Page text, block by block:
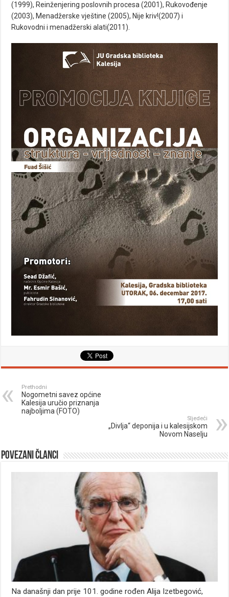
(1999), Reinženjering poslovnih procesa (2001), Rukovođenje
(2003), Menadžerske vještine (2005), Nije kriv!(2007) i
Rukovodni i menadžerski alati(2011).
Prethodni
Nogometni savez općine
Kalesija uručio priznanja
najboljima (FOTO)
Sljedeći
„Divlja“ deponija i u kalesijskom
Novom Naselju
Povezani članci
Na današnji dan prije 101. godine rođen Alija Izetbegović,